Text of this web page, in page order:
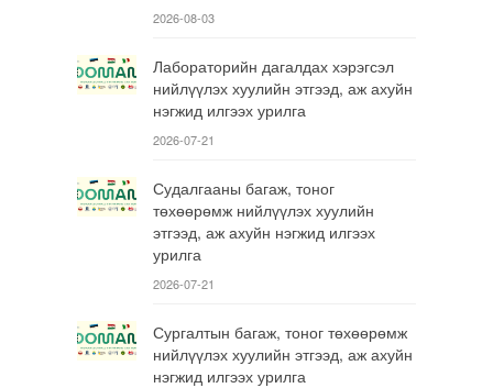
2026-08-03
Лабораторийн дагалдах хэрэгсэл
нийлүүлэх хуулийн этгээд, аж ахуйн
нэгжид илгээх урилга
2026-07-21
Судалгааны багаж, тоног
төхөөрөмж нийлүүлэх хуулийн
этгээд, аж ахуйн нэгжид илгээх
урилга
2026-07-21
Сургалтын багаж, тоног төхөөрөмж
нийлүүлэх хуулийн этгээд, аж ахуйн
нэгжид илгээх урилга